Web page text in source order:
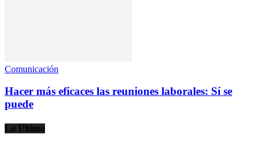
Comunicación
Hacer más eficaces las reuniones laborales: Sí se
puede
Lo Último